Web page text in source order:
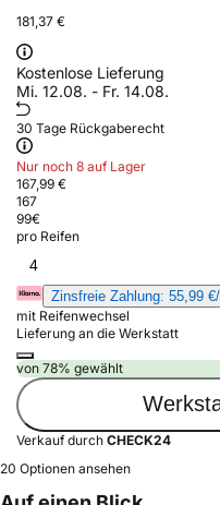
181,37 €
Kostenlose Lieferung
Mi. 12.08. - Fr. 14.08.
30 Tage Rückgaberecht
Nur noch 8 auf Lager
167,99 €
167
99€
pro Reifen
4
Zinsfreie Zahlung: 55,99
mit Reifenwechsel
Lieferung an die Werkstatt
von 78% gewählt
Verkauf durch CHECK24
20 Optionen ansehen